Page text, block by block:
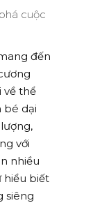
đến
về thể
bé dại
với
nhiều
hiểu biết
siêng